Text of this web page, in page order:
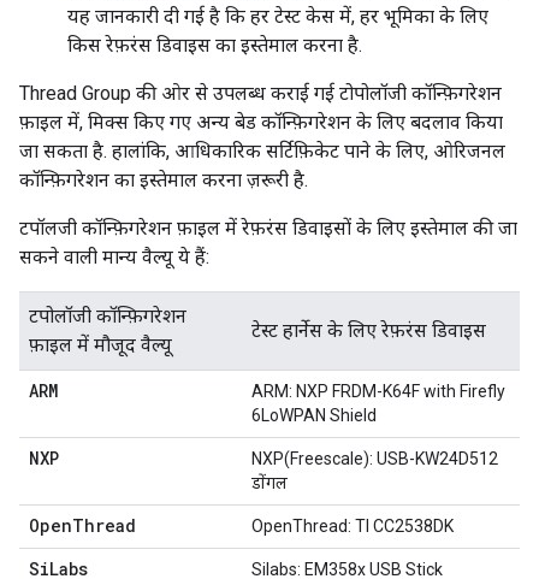
यह जानकारी दी गई है कि हर टेस्ट केस में, हर भूमिका के लिए
किस रेफ़रंस डिवाइस का इस्तेमाल करना है.
Thread Group की ओर से उपलब्ध कराई गई टोपोलॉजी कॉन्फ़िगरेशन
फ़ाइल में, मिक्स किए गए अन्य बेड कॉन्फ़िगरेशन के लिए बदलाव किया
जा सकता है. हालांकि, आधिकारिक सर्टिफ़िकेट पाने के लिए, ओरिजनल
कॉन्फ़िगरेशन का इस्तेमाल करना ज़रूरी है.
टपॉलजी कॉन्फ़िगरेशन फ़ाइल में रेफ़रंस डिवाइसों के लिए इस्तेमाल की जा
सकने वाली मान्य वैल्यू ये हैं:
टपोलॉजी कॉन्फ़िगरेशन
फ़ाइल में मौजूद वैल्यू
टेस्ट हार्नेस के लिए रेफ़रंस डिवाइस
ARM
ARM: NXP FRDM-K64F with Firefly
6LoWPAN Shield
NXP
NXP(Freescale): USB-KW24D512
डोंगल
OpenThread OpenThread: TI CC2538DK
SiLabs Silabs: EM358x USB Stick